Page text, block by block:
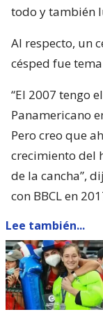
todo y también
Al respecto, un
césped fue
“El 2007 tengo
Panamericano
Pero creo que
crecimiento del
de la cancha”,
con BBCL en
Lee también...